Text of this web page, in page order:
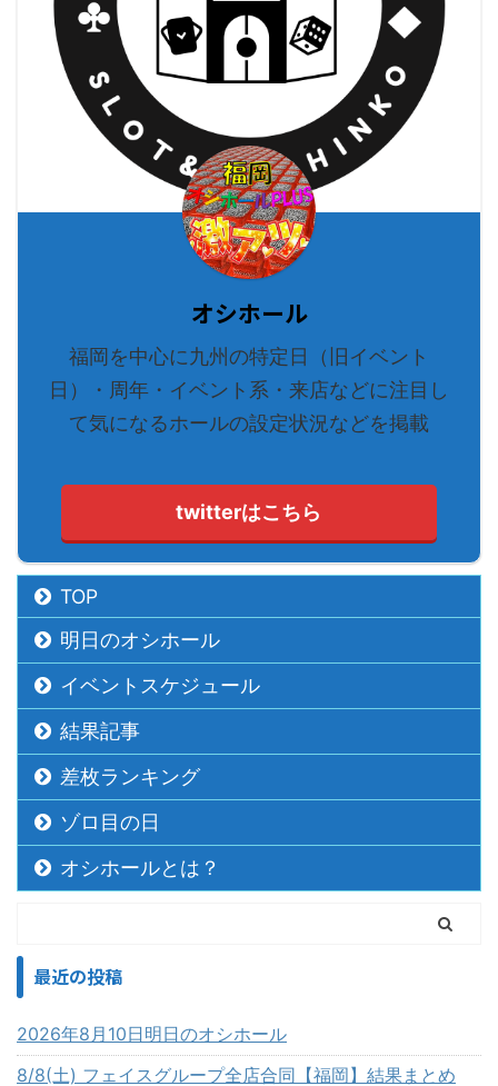
オシホール
福岡を中心に九州の特定日（旧イベント
日）・周年・イベント系・来店などに注目し
て気になるホールの設定状況などを掲載
twitterはこちら
TOP
明日のオシホール
イベントスケジュール
結果記事
差枚ランキング
ゾロ目の日
オシホールとは？
最近の投稿
2026年8月10日明日のオシホール
8/8(土) フェイスグループ全店合同【福岡】結果まとめ